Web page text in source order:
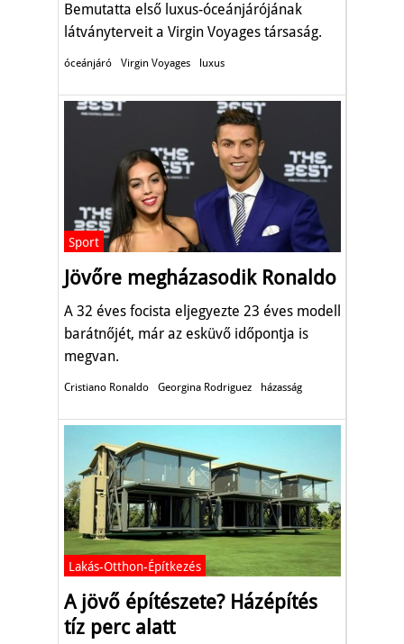
Bemutatta első luxus-óceánjárójának
látványterveit a Virgin Voyages társaság.
óceánjáró Virgin Voyages luxus
Sport
Jövőre megházasodik Ronaldo
A 32 éves focista eljegyezte 23 éves modell
barátnőjét, már az esküvő időpontja is
megvan.
Cristiano Ronaldo Georgina Rodriguez házasság
Lakás-Otthon-Építkezés
A jövő építészete? Házépítés
tíz perc alatt